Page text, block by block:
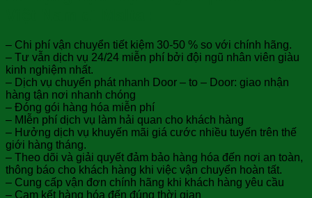
– Chi phí vận chuyển tiết kiệm 30-50 % so với chính hãng.
– Tư vẫn dịch vụ 24/24 miễn phí bởi đội ngũ nhân viên giàu
kinh nghiệm nhất.
– Dịch vụ chuyển phát nhanh Door – to – Door: giao nhận
hàng tận nơi nhanh chóng
– Đóng gói hàng hóa miễn phí
– MIễn phí dịch vụ làm hải quan cho khách hàng
– Hưởng dịch vụ khuyến mãi giá cước nhiều tuyến trên thế
giới hàng tháng.
– Theo dõi và giải quyết đảm bảo hàng hóa đến nơi an toàn,
thông báo cho khách hàng khi việc vận chuyển hoàn tất.
– Cung cấp vận đơn chính hãng khi khách hàng yêu cầu
– Cam kết hàng hóa đến đúng thời gian